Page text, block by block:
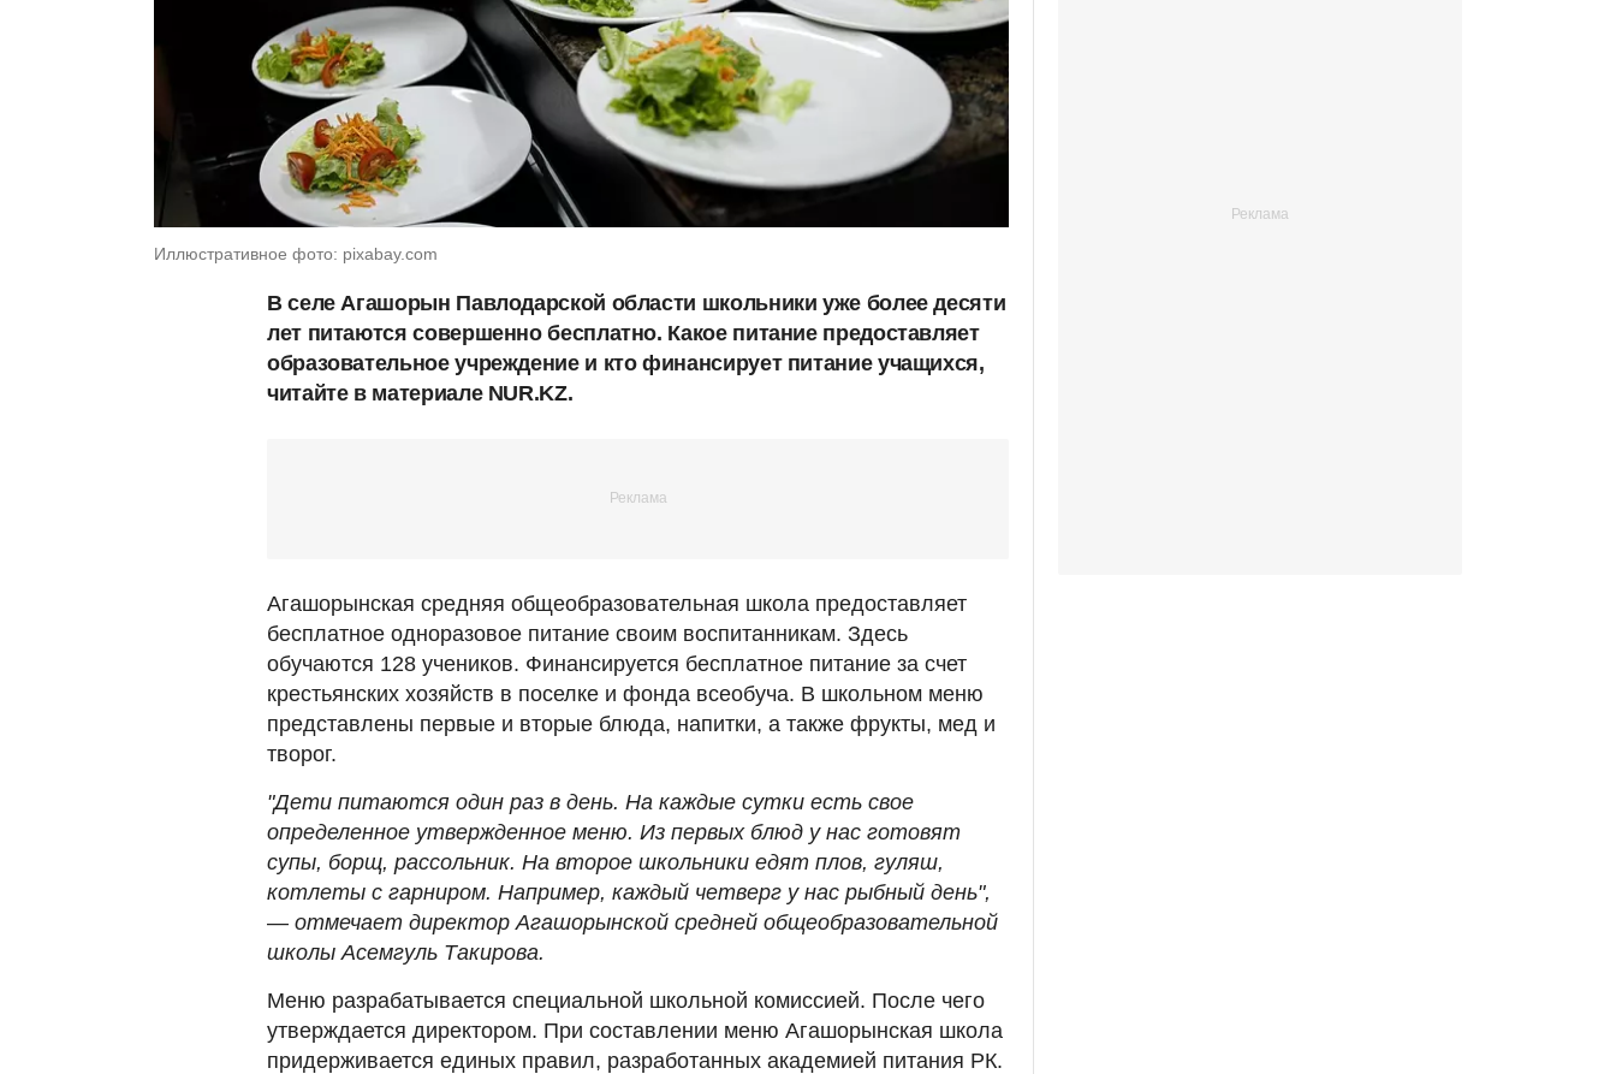
Иллюстративное фото: pixabay.com
В селе Агашорын Павлодарской области школьники уже более десяти
лет питаются совершенно бесплатно. Какое питание предоставляет
образовательное учреждение и кто финансирует питание учащихся,
читайте в материале NUR.KZ.
Агашорынская средняя общеобразовательная школа предоставляет
бесплатное одноразовое питание своим воспитанникам. Здесь
обучаются 128 учеников. Финансируется бесплатное питание за счет
крестьянских хозяйств в поселке и фонда всеобуча. В школьном меню
представлены первые и вторые блюда, напитки, а также фрукты, мед и
творог.
"Дети питаются один раз в день. На каждые сутки есть свое
определенное утвержденное меню. Из первых блюд у нас готовят
супы, борщ, рассольник. На второе школьники едят плов, гуляш,
котлеты с гарниром. Например, каждый четверг у нас рыбный день",
— отмечает директор Агашорынской средней общеобразовательной
школы Асемгуль Такирова.
Меню разрабатывается специальной школьной комиссией. После чего
утверждается директором. При составлении меню Агашорынская школа
придерживается единых правил, разработанных академией питания РК.